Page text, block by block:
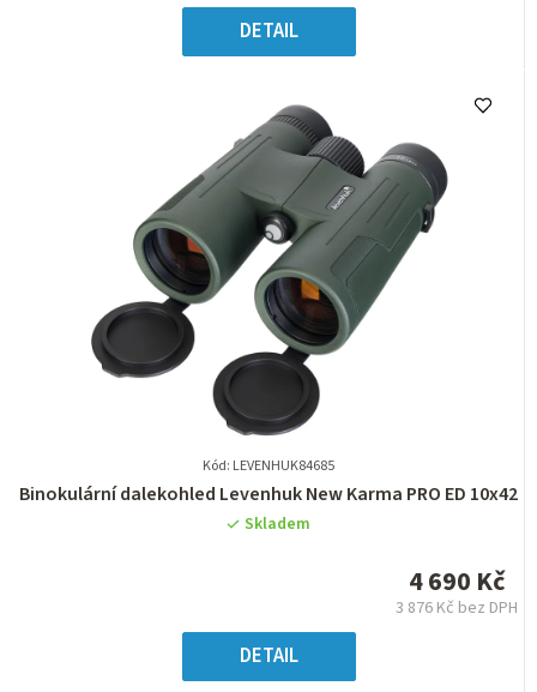
5
hvězdiček.
DETAIL
Kód: LEVENHUK84685
Průměrné
hodnocení
5
hvězdiček.
Binokulární dalekohled Levenhuk New Karma PRO ED 10x42
Skladem
4 690 Kč
3 876 Kč bez DPH
DETAIL